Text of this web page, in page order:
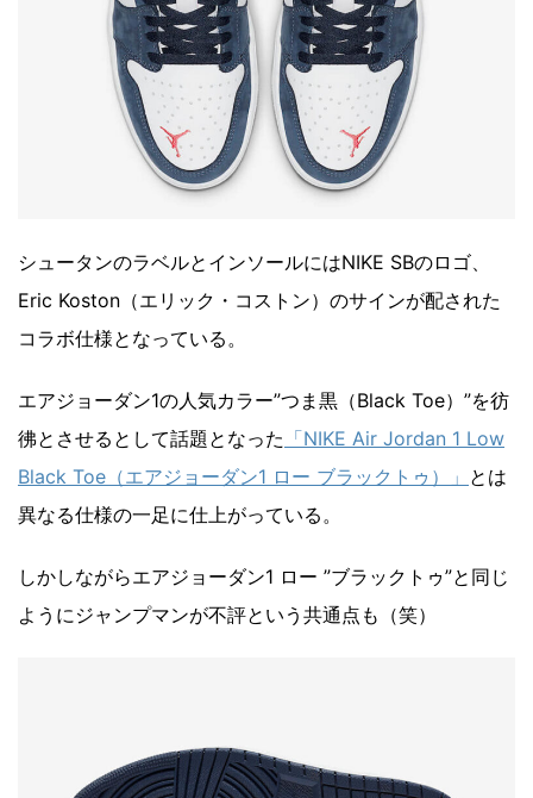
シュータンのラベルとインソールにはNIKE SBのロゴ、
Eric Koston（エリック・コストン）のサインが配された
コラボ仕様となっている。
エアジョーダン1の人気カラー”つま黒（Black Toe）”を彷
彿とさせるとして話題となった 「NIKE Air Jordan 1 Low
Black Toe（エアジョーダン1 ロー ブラックトゥ）」 とは
異なる仕様の一足に仕上がっている。
しかしながらエアジョーダン1 ロー ”ブラックトゥ”と同じ
ようにジャンプマンが不評という共通点も（笑）